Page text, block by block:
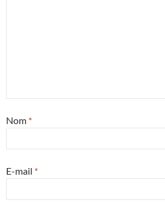
Nom *
E-mail *